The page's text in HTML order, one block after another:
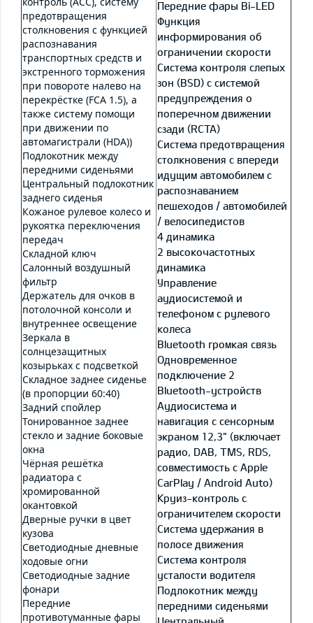
предотвращения
столкновения с функцией
распознавания
транспортных средств и
экстренного торможения
при повороте налево на
перекрёстке (FCA 1.5), а
также систему помощи
при движении по
автомагистрали (HDA))
Подлокотник между
передними сиденьями
Центральный подлокотник
заднего сиденья
Кожаное рулевое колесо и
рукоятка переключения
передач
Складной ключ
Салонный воздушный
фильтр
Держатель для очков в
потолочной консоли и
внутреннее освещение
Зеркала в
солнцезащитных
козырьках с подсветкой
Складное заднее сиденье
(в пропорции 60:40)
Задний спойлер
Тонированное заднее
стекло и задние боковые
окна
Чёрная решётка
радиатора с
хромированной
окантовкой
Дверные ручки в цвет
кузова
Светодиодные дневные
ходовые огни
Светодиодные задние
фонари
Передние
противотуманные фары
Передние фары Bi-LED
Функция
информирования об
ограничении скорости
Система контроля слепых
зон (BSD) с системой
предупреждения о
поперечном движении
сзади (RCTA)
Система предотвращения
столкновения с впереди
идущим автомобилем с
распознаванием
пешеходов / автомобилей
/ велосипедистов
4 динамика
2 высокочастотных
динамика
Управление
аудиосистемой и
телефоном с рулевого
колеса
Bluetooth громкая связь
Одновременное
подключение 2
Bluetooth-устройств
Аудиосистема и
навигация с сенсорным
экраном 12,3" (включает
радио, DAB, TMS, RDS,
совместимость с Apple
CarPlay / Android Auto)
Круиз-контроль с
ограничителем скорости
Система удержания в
полосе движения
Система контроля
усталости водителя
Подлокотник между
передними сиденьями